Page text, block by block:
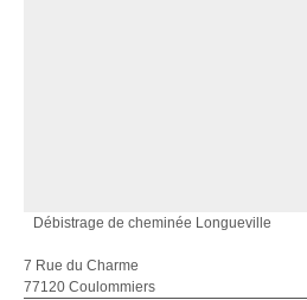
Débistrage de cheminée Longueville
7 Rue du Charme
77120 Coulommiers